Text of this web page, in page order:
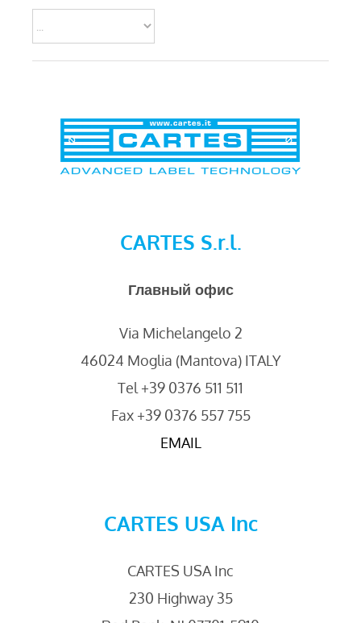
CARTES S.r.l.
Главный офис
Via Michelangelo 2
46024 Moglia (Mantova) ITALY
Tel +39 0376 511 511
Fax +39 0376 557 755
EMAIL
CARTES USA Inc
CARTES USA Inc
230 Highway 35